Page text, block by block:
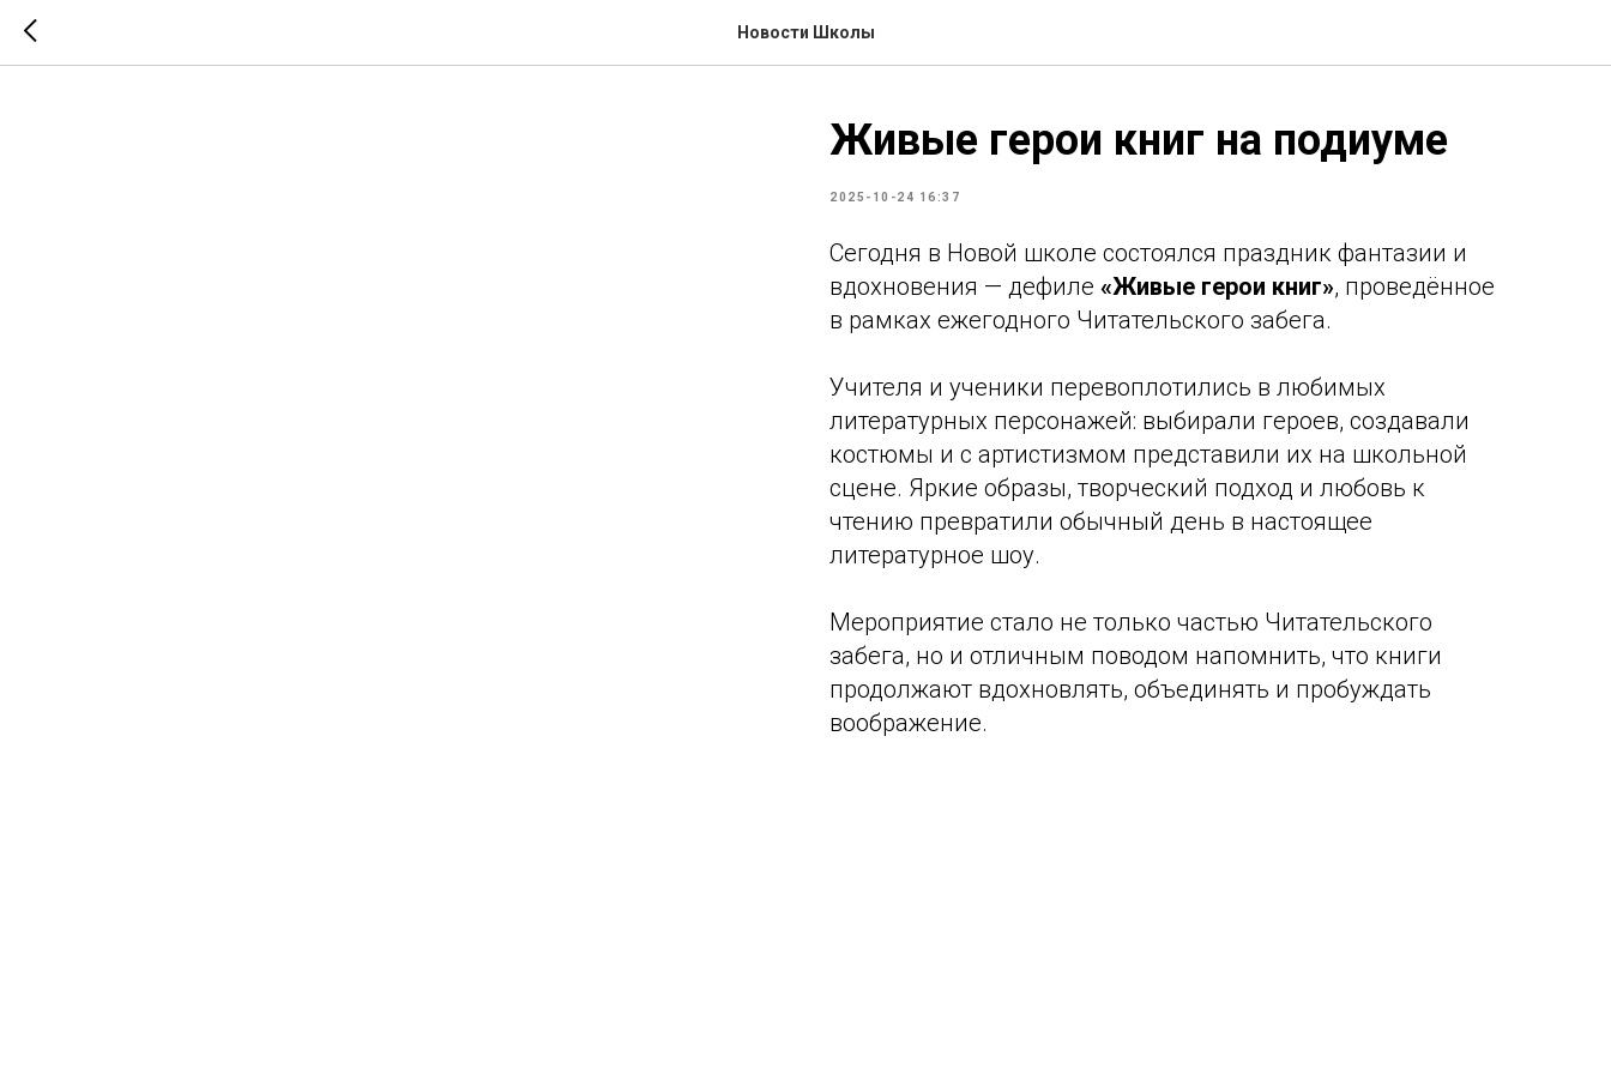
Новости Школы
Живые герои книг на подиуме
2025-10-24 16:37
Сегодня в Новой школе состоялся праздник фантазии и
вдохновения — дефиле «Живые герои книг», проведённое
в рамках ежегодного Читательского забега.
Учителя и ученики перевоплотились в любимых
литературных персонажей: выбирали героев, создавали
костюмы и с артистизмом представили их на школьной
сцене. Яркие образы, творческий подход и любовь к
чтению превратили обычный день в настоящее
литературное шоу.
Мероприятие стало не только частью Читательского
забега, но и отличным поводом напомнить, что книги
продолжают вдохновлять, объединять и пробуждать
воображение.